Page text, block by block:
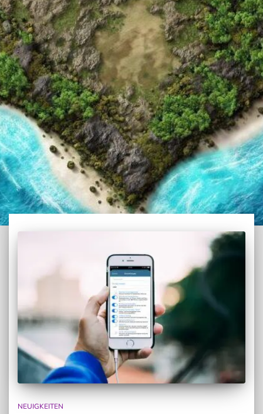
NEUIGKEITEN